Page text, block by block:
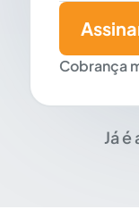
Cobrança
Já é